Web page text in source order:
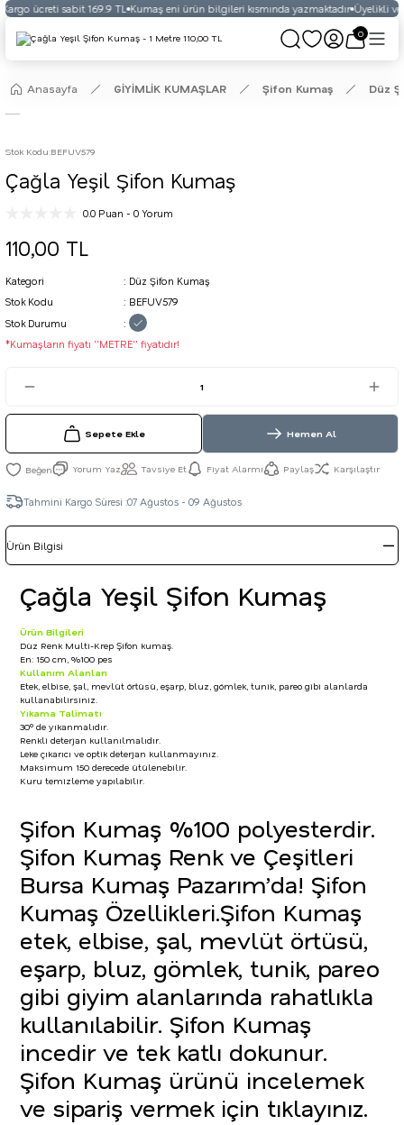
ücreti sabit 169.9 TL Kumaş eni ürün bilgileri kısmında yazmaktadır Üyelikli
0
Anasayfa GİYİMLİK KUMAŞLAR Şifon Kumaş Düz
Stok Kodu:BEFUV579
Çağla Yeşil Şifon Kumaş
0.0 Puan - 0 Yorum
110,00 TL
Kategori
Düz Şifon Kumaş
Stok Kodu
BEFUV579
Stok Durumu
*Kumaşların fiyatı ''METRE'' fiyatıdır!
Sepete Ekle Hemen Al
Yorum Yaz Tavsiye Et Fiyat Alarmı Paylaş Karşılaştır
Tahmini Kargo Süresi :07 Ağustos - 09 Ağustos
Ürün Bilgisi
Çağla Yeşil Şifon Kumaş
Ürün Bilgileri
Düz Renk Multi-Krep Şifon kumaş.
En: 150 cm, %100 pes
Kullanım Alanları
Etek, elbise, şal, mevlüt örtüsü, eşarp, bluz, gömlek, tunik, pareo gibi alanlarda
kullanabilirsiniz.
Yıkama Talimatı
30° de yıkanmalıdır.
Renkli deterjan kullanılmalıdır.
Leke çıkarıcı ve optik deterjan kullanmayınız.
Maksimum 150 derecede ütülenebilir.
Kuru temizleme yapılabilir.
Şifon Kumaş %100 polyesterdir.
Şifon Kumaş Renk ve Çeşitleri
Bursa Kumaş Pazarım’da! Şifon
Kumaş Özellikleri.Şifon Kumaş
etek, elbise, şal, mevlüt örtüsü,
eşarp, bluz, gömlek, tunik, pareo
gibi giyim alanlarında rahatlıkla
kullanılabilir. Şifon Kumaş
incedir ve tek katlı dokunur.
Şifon Kumaş ürünü incelemek
ve sipariş vermek için tıklayınız.